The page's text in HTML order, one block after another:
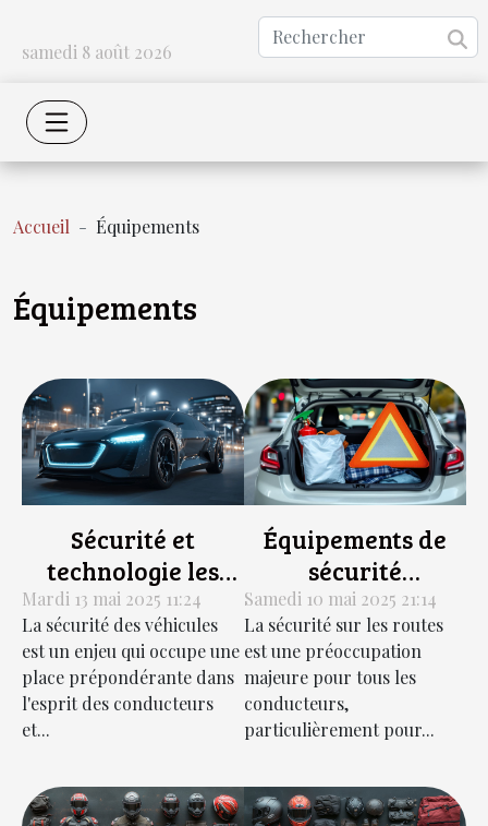
samedi 8 août 2026
Accueil Équipements
Équipements
Sécurité et
technologie les
dernières
innovations en
matière de
systèmes d'alarme
pour véhicules
Mardi 13 mai 2025 11:24
La sécurité des véhicules
est un enjeu qui occupe une
place prépondérante dans
l'esprit des conducteurs
et...
Équipements de
sécurité
automobile
indispensables
pour les nouveaux
conducteurs
Samedi 10 mai 2025 21:14
La sécurité sur les routes
est une préoccupation
majeure pour tous les
conducteurs,
particulièrement pour...